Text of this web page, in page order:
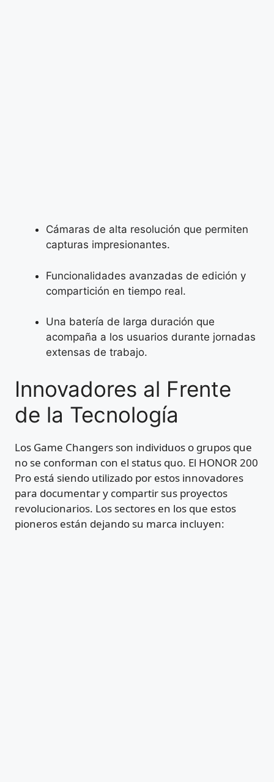
Cámaras de alta resolución que permiten
capturas impresionantes.
Funcionalidades avanzadas de edición y
compartición en tiempo real.
Una batería de larga duración que
acompaña a los usuarios durante jornadas
extensas de trabajo.
Innovadores al Frente
de la Tecnología
Los Game Changers son individuos o grupos que
no se conforman con el status quo. El HONOR 200
Pro está siendo utilizado por estos innovadores
para documentar y compartir sus proyectos
revolucionarios. Los sectores en los que estos
pioneros están dejando su marca incluyen: